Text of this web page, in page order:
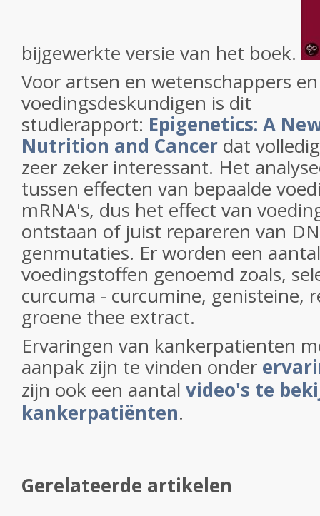
bijgewerkte versie van het boek.
Voor artsen en wetenschappers en
voedingsdeskundigen is dit
studierapport: Epigenetics: A
Nutrition and Cancer dat
zeer zeker interessant. Het
tussen effecten van bepaalde
mRNA's, dus het effect van
ontstaan of juist repareren van
genmutaties. Er worden een
voedingstoffen genoemd zoals,
curcuma - curcumine, genisteine,
groene thee extract.
Ervaringen van kankerpatienten
aanpak zijn te vinden onder
zijn ook een aantal video's te
kankerpatiënten.
Gerelateerde artikelen